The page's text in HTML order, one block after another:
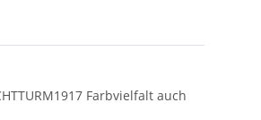
Farbvielfalt auch